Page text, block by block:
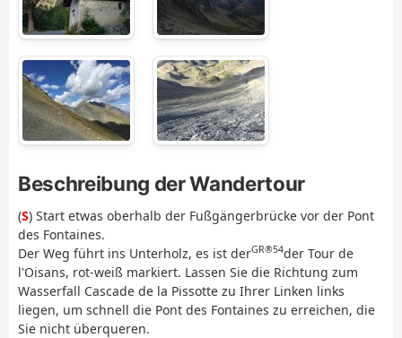
Beschreibung der Wandertour
(S) Start etwas oberhalb der Fußgängerbrücke vor der Pont
des Fontaines.
Der Weg führt ins Unterholz, es ist derGR®54der Tour de
l'Oisans, rot-weiß markiert. Lassen Sie die Richtung zum
Wasserfall Cascade de la Pissotte zu Ihrer Linken links
liegen, um schnell die Pont des Fontaines zu erreichen, die
Sie nicht überqueren.